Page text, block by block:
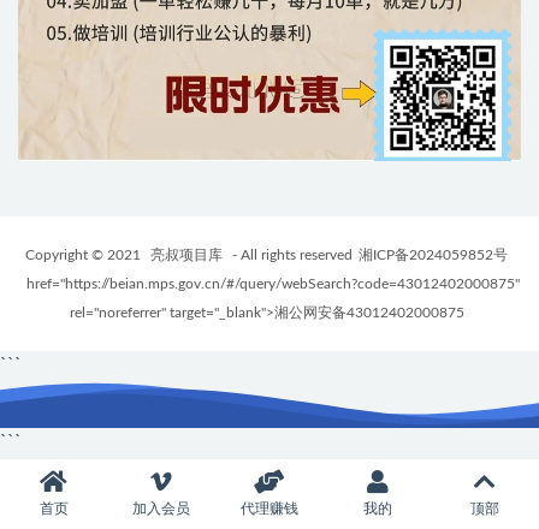
Copyright © 2021 亮叔项目库 - All rights reserved 湘ICP备2024059852号
href="https://beian.mps.gov.cn/#/query/webSearch?code=43012402000875"
rel="noreferrer" target="_blank">湘公网安备43012402000875
首页 加入会员 代理赚钱 我的 顶部
```
```